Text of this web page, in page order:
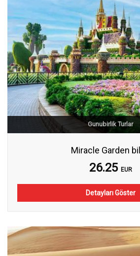
Gunubirlik Turlar
Miracle Garden
26.25 EUR
Detayları Göster